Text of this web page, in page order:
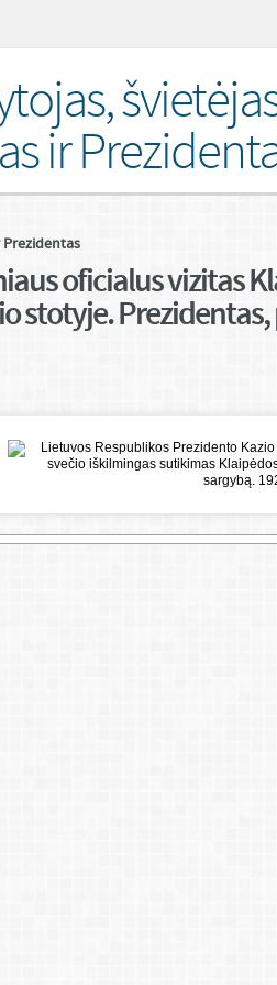
ir
oficialus vizitas